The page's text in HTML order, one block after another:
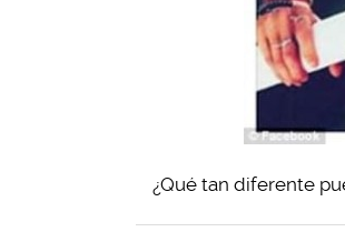
¿Qué tan diferente